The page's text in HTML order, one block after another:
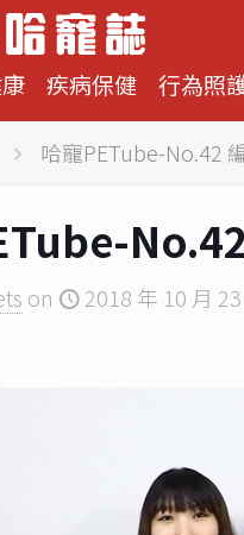
疾病保健 行為照
哈寵PETube-No.42
on 2018 年 10 月